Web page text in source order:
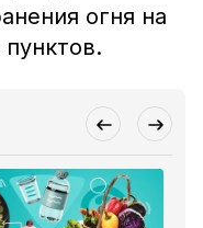
огня на